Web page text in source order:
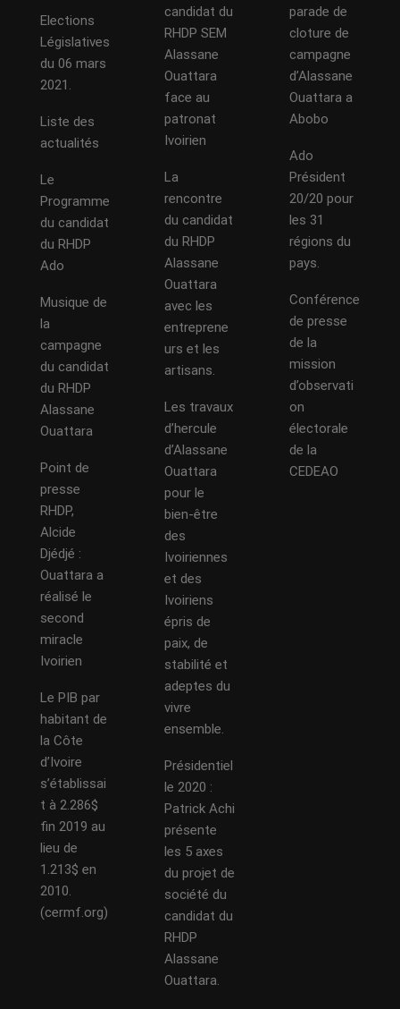
Elections
Législatives
du 06 mars
2021.
Liste des
actualités
Le
Programme
du candidat
du RHDP
Ado
Musique de
la
campagne
du candidat
du RHDP
Alassane
Ouattara
Point de
presse
RHDP,
Alcide
Djédjé :
Ouattara a
réalisé le
second
miracle
Ivoirien
Le PIB par
habitant de
la Côte
d’Ivoire
s’établissai
t à 2.286$
fin 2019 au
lieu de
1.213$ en
2010.
(cermf.org)
candidat du
RHDP SEM
Alassane
Ouattara
face au
patronat
Ivoirien
La
rencontre
du candidat
du RHDP
Alassane
Ouattara
avec les
entreprene
urs et les
artisans.
Les travaux
d’hercule
d’Alassane
Ouattara
pour le
bien-être
des
Ivoiriennes
et des
Ivoiriens
épris de
paix, de
stabilité et
adeptes du
vivre
ensemble.
Présidentiel
le 2020 :
Patrick Achi
présente
les 5 axes
du projet de
société du
candidat du
RHDP
Alassane
Ouattara.
parade de
cloture de
campagne
d’Alassane
Ouattara a
Abobo
Ado
Président
20/20 pour
les 31
régions du
pays.
Conférence
de presse
de la
mission
d’observati
on
électorale
de la
CEDEAO